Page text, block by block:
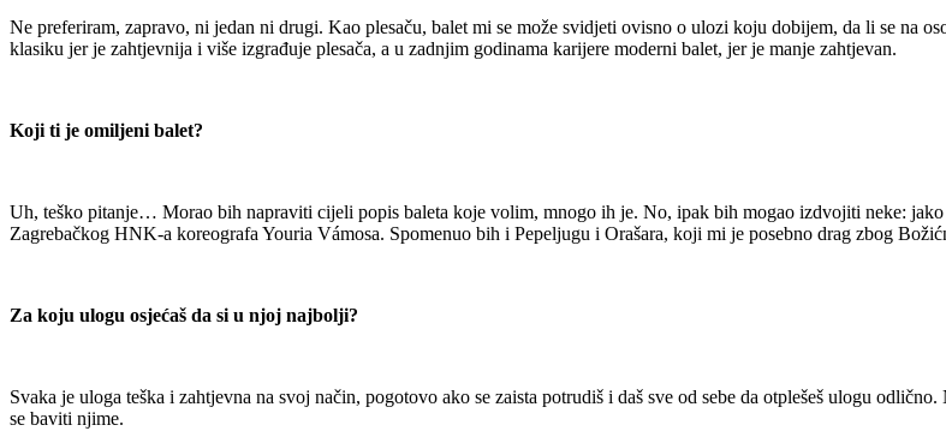
Ne preferiram, zapravo, ni jedan ni drugi. Kao plesaču, balet mi se može svidjeti ovisno o ulozi koju dobijem, da li se na
klasiku jer je zahtjevnija i više izgrađuje plesača, a u zadnjim godinama karijere moderni balet, jer je manje zahtjevan.
Koji ti je omiljeni balet?
Uh, teško pitanje… Morao bih napraviti cijeli popis baleta koje volim, mnogo ih je. No, ipak bih mogao izdvojiti neke:
Zagrebačkog HNK-a koreografa Youria Vámosa. Spomenuo bih i Pepeljugu i Orašara, koji mi je posebno drag zbog
Za koju ulogu osjećaš da si u njoj najbolji?
Svaka je uloga teška i zahtjevna na svoj način, pogotovo ako se zaista potrudiš i daš sve od sebe da otplešeš ulogu
se baviti njime.